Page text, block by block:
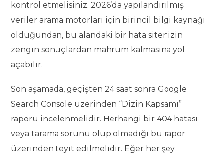
kontrol etmelisiniz. 2026’da yapılandırılmış
veriler arama motorları için birincil bilgi kaynağı
olduğundan, bu alandaki bir hata sitenizin
zengin sonuçlardan mahrum kalmasına yol
açabilir.
Son aşamada, geçişten 24 saat sonra Google
Search Console üzerinden “Dizin Kapsamı”
raporu incelenmelidir. Herhangi bir 404 hatası
veya tarama sorunu olup olmadığı bu rapor
üzerinden teyit edilmelidir. Eğer her şey